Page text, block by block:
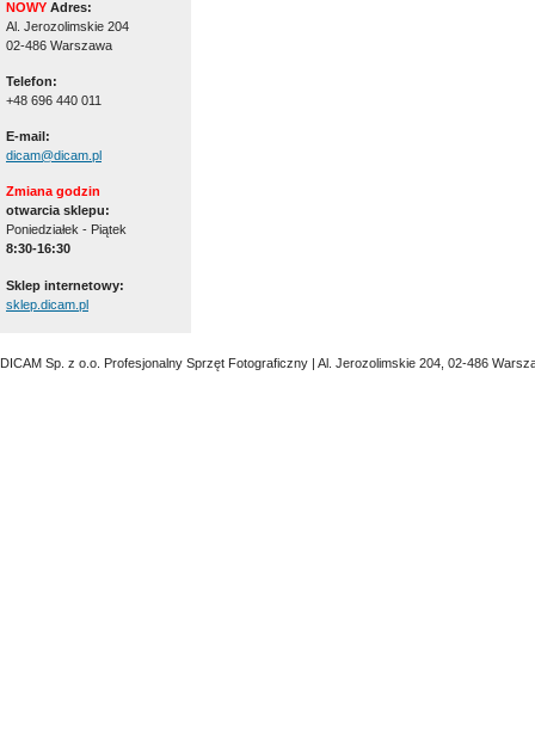
NOWY Adres:
Al. Jerozolimskie 204
02-486 Warszawa
Telefon:
+48 696 440 011
E-mail:
dicam@dicam.pl
Zmiana godzin
otwarcia sklepu:
Poniedziałek - Piątek
8:30-16:30
Sklep internetowy:
sklep.dicam.pl
DICAM Sp. z o.o. Profesjonalny Sprzęt Fotograficzny | Al. Jerozolimskie 204, 02-486